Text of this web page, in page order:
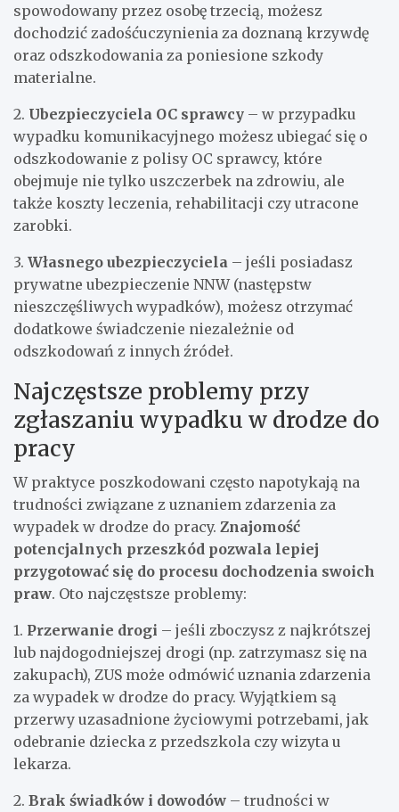
spowodowany przez osobę trzecią, możesz
dochodzić zadośćuczynienia za doznaną krzywdę
oraz odszkodowania za poniesione szkody
materialne.
2. Ubezpieczyciela OC sprawcy – w przypadku
wypadku komunikacyjnego możesz ubiegać się o
odszkodowanie z polisy OC sprawcy, które
obejmuje nie tylko uszczerbek na zdrowiu, ale
także koszty leczenia, rehabilitacji czy utracone
zarobki.
3. Własnego ubezpieczyciela – jeśli posiadasz
prywatne ubezpieczenie NNW (następstw
nieszczęśliwych wypadków), możesz otrzymać
dodatkowe świadczenie niezależnie od
odszkodowań z innych źródeł.
Najczęstsze problemy przy
zgłaszaniu wypadku w drodze do
pracy
W praktyce poszkodowani często napotykają na
trudności związane z uznaniem zdarzenia za
wypadek w drodze do pracy. Znajomość
potencjalnych przeszkód pozwala lepiej
przygotować się do procesu dochodzenia swoich
praw. Oto najczęstsze problemy:
1. Przerwanie drogi – jeśli zboczysz z najkrótszej
lub najdogodniejszej drogi (np. zatrzymasz się na
zakupach), ZUS może odmówić uznania zdarzenia
za wypadek w drodze do pracy. Wyjątkiem są
przerwy uzasadnione życiowymi potrzebami, jak
odebranie dziecka z przedszkola czy wizyta u
lekarza.
2. Brak świadków i dowodów – trudności w